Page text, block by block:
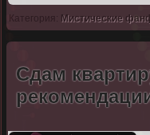
Категория: Мистические
Сдам